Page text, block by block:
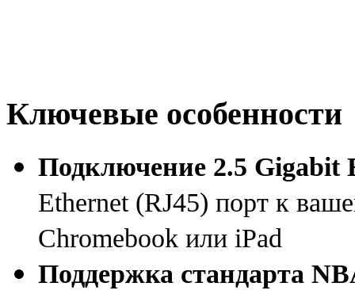
Ключевые особенности
Подключение 2.5 Gigabit
Ethernet (RJ45) порт к
Chromebook или iPad
Поддержка стандарта